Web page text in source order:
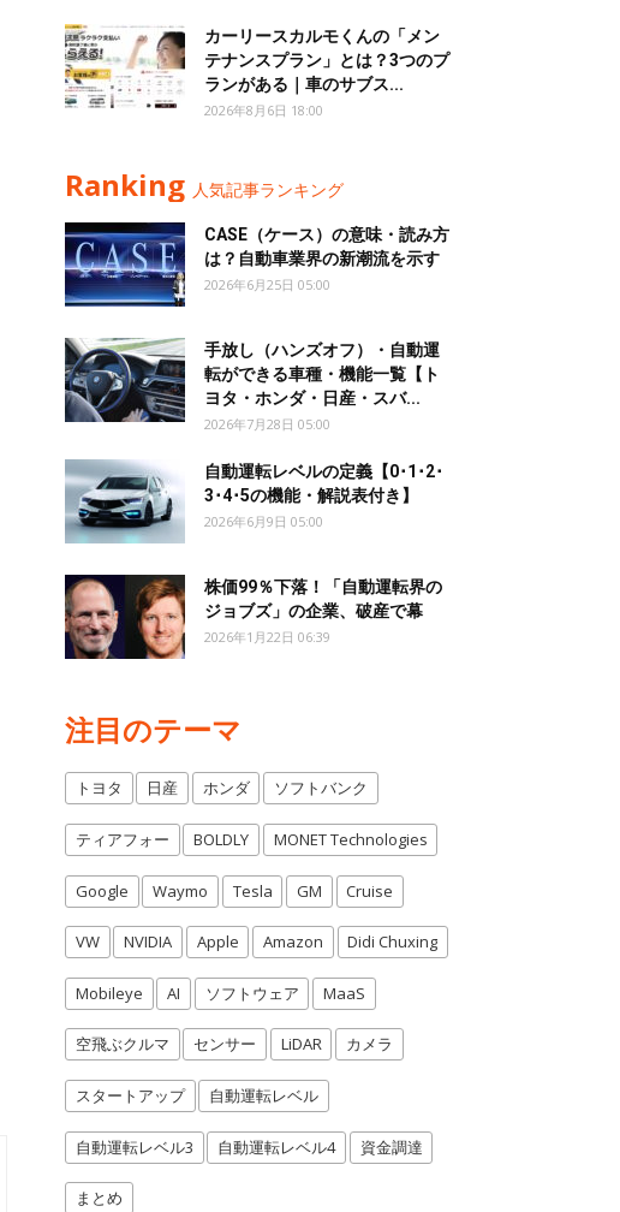
カーリースカルモくんの「メン
テナンスプラン」とは？3つのプ
ランがある｜車のサブス...
2026年8月6日 18:00
Ranking 人気記事ランキング
CASE（ケース）の意味・読み方
は？自動車業界の新潮流を示す
2026年6月25日 05:00
手放し（ハンズオフ）・自動運
転ができる車種・機能一覧【ト
ヨタ・ホンダ・日産・スバ...
2026年7月28日 05:00
自動運転レベルの定義【0･1･2･
3･4･5の機能・解説表付き】
2026年6月9日 05:00
株価99％下落！「自動運転界の
ジョブズ」の企業、破産で幕
2026年1月22日 06:39
注目のテーマ
トヨタ 日産 ホンダ ソフトバンク
ティアフォー BOLDLY MONET Technologies
Google Waymo Tesla GM Cruise
VW NVIDIA Apple Amazon Didi Chuxing
Mobileye AI ソフトウェア MaaS
空飛ぶクルマ センサー LiDAR カメラ
スタートアップ 自動運転レベル
自動運転レベル3 自動運転レベル4 資金調達
まとめ